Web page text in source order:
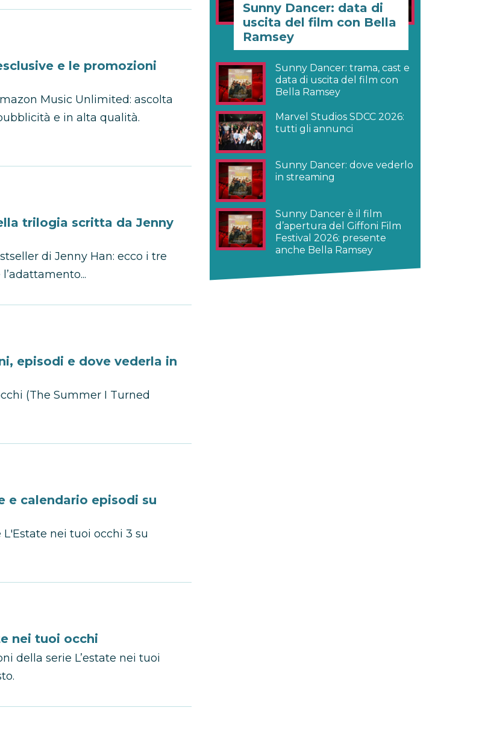
e le promozioni
Music Unlimited: ascolta
e in alta qualità.
trilogia scritta da Jenny
di Jenny Han: ecco i tre
episodi e dove vederla in
(The Summer I Turned
e calendario episodi su
nei tuoi occhi 3 su
nei tuoi occhi
della serie L’estate nei tuoi
Sunny Dancer: data di
uscita del film con Bella
Ramsey
Sunny Dancer: trama, cast e
data di uscita del film con
Bella Ramsey
Marvel Studios SDCC 2026:
tutti gli annunci
Sunny Dancer: dove vederlo
in streaming
Sunny Dancer è il film
d’apertura del Giffoni Film
Festival 2026: presente
anche Bella Ramsey